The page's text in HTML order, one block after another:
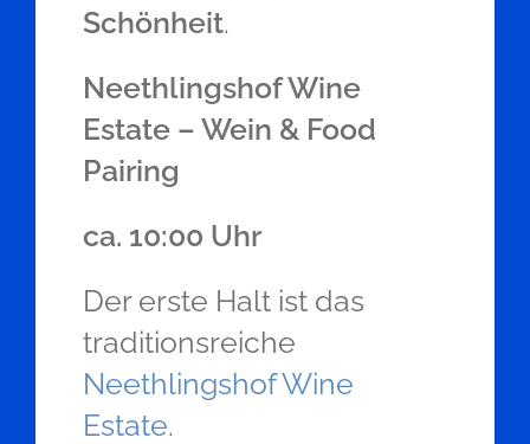
Schönheit.
Neethlingshof Wine
Estate – Wein & Food
Pairing
ca. 10:00 Uhr
Der erste Halt ist das
traditionsreiche
Neethlingshof Wine
Estate.